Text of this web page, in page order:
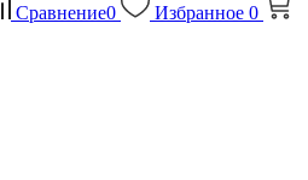
Сравнение0 Избранное 0